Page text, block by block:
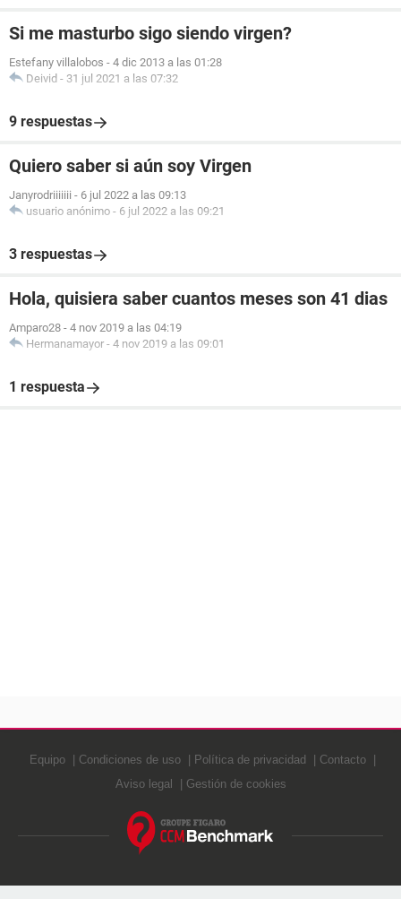
Si me masturbo sigo siendo virgen?
Estefany villalobos - 4 dic 2013 a las 01:28
Deivid - 31 jul 2021 a las 07:32
9 respuestas
Quiero saber si aún soy Virgen
Janyrodriiiiiii - 6 jul 2022 a las 09:13
usuario anónimo - 6 jul 2022 a las 09:21
3 respuestas
Hola, quisiera saber cuantos meses son 41 dias
Amparo28 - 4 nov 2019 a las 04:19
Hermanamayor - 4 nov 2019 a las 09:01
1 respuesta
Equipo Condiciones de uso Política de privacidad
Contacto
Aviso legal
Gestión de cookies